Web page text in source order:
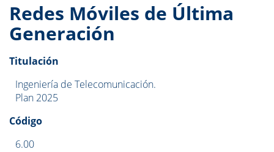
Redes Móviles de Última
Generación
Titulación
Ingeniería de Telecomunicación.
Plan 2025
Código
6.00